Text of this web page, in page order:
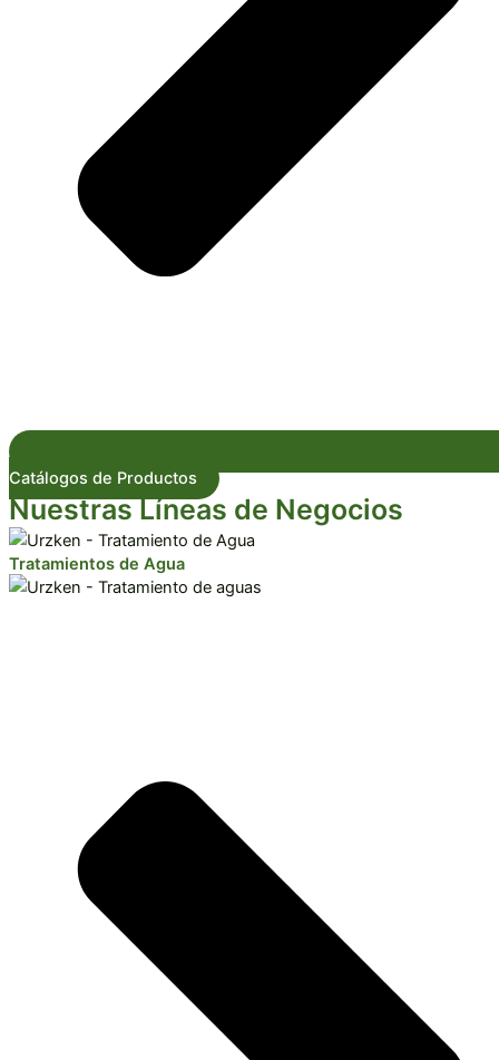
Catálogos de Productos
Nuestras Líneas de Negocios
Tratamientos de Agua